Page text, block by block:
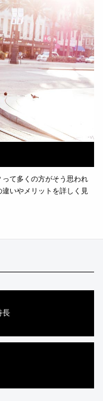
て多くの方がそう思われ
いやメリットを詳しく見
長